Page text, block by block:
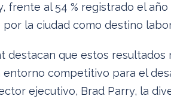
frente al 54 % registrado el
la ciudad como destino
destacan que estos resultados
competitivo para el
ejecutivo, Brad Parry, la